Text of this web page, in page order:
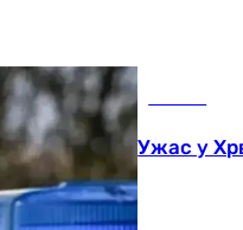
Ужас у